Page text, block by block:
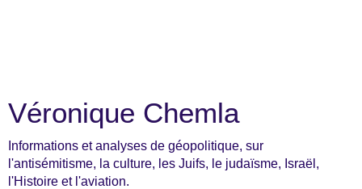
Véronique Chemla
Informations et analyses de géopolitique, sur
l'antisémitisme, la culture, les Juifs, le judaïsme, Israël,
l'Histoire et l'aviation.